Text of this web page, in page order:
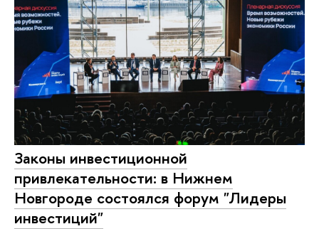
Законы инвестиционной
привлекательности: в Нижнем
Новгороде состоялся форум "Лидеры
инвестиций"